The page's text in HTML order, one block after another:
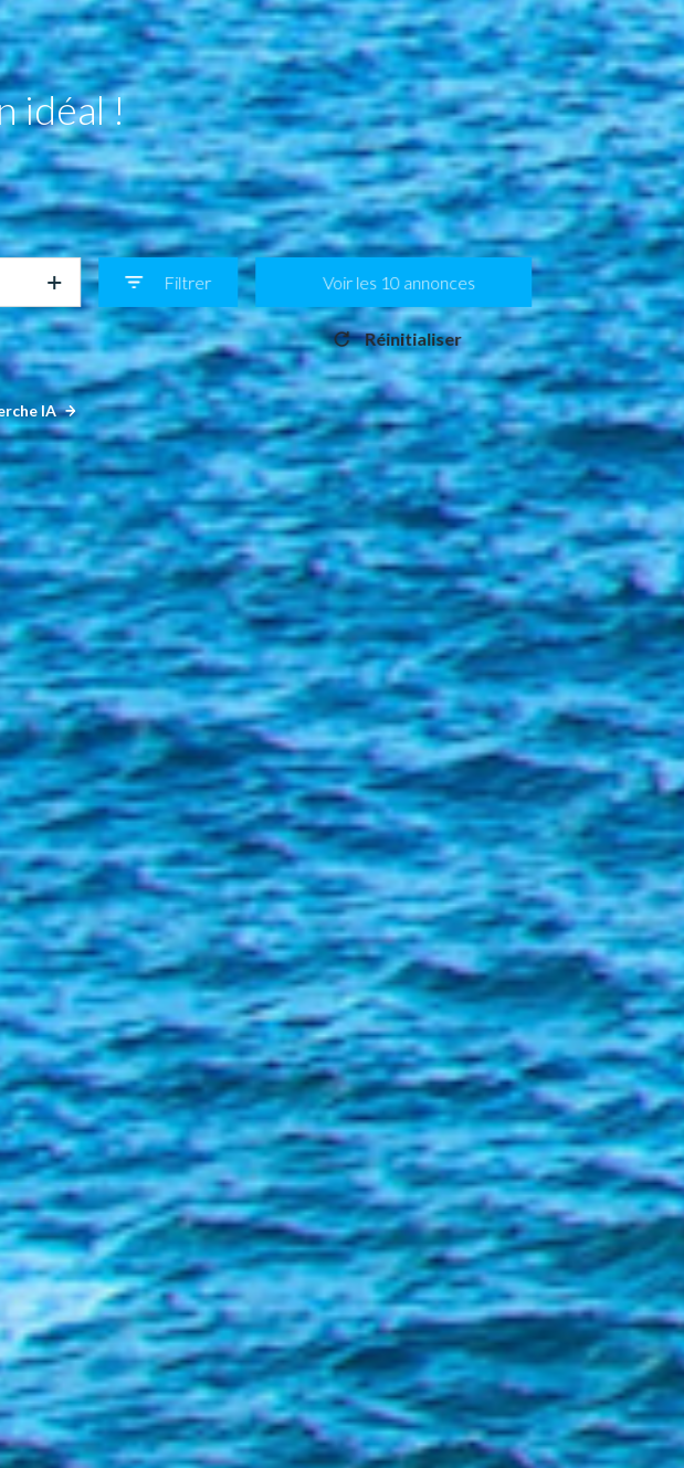
idéal !
Filtrer Voir les 10 annonces
Réinitialiser
IA